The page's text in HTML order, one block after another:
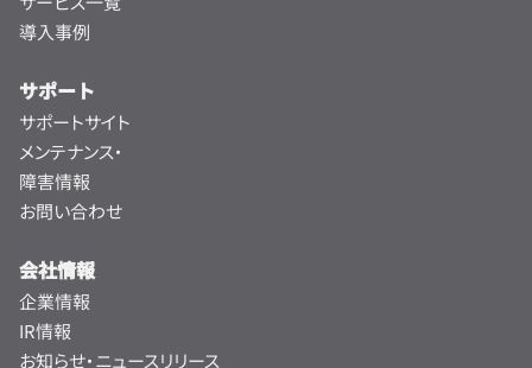
導入事例
サポート
サポートサイト
メンテナンス・
障害情報
お問い合わせ
会社情報
企業情報
IR情報
お知らせ・ニュースリリース